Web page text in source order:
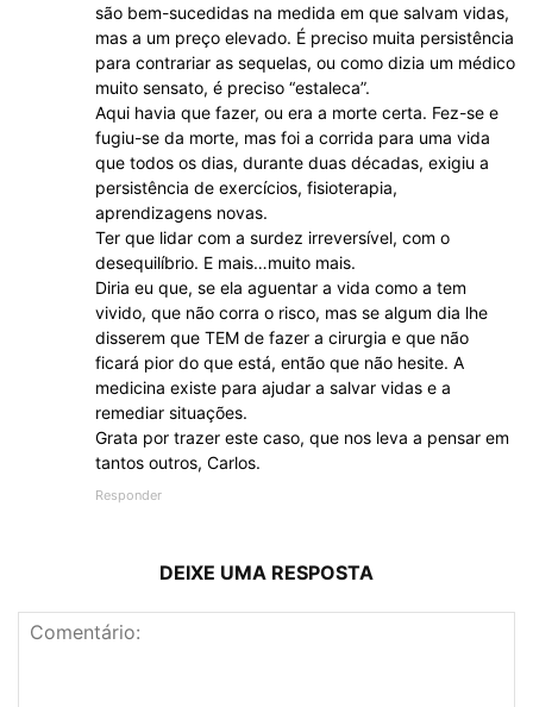
são bem-sucedidas na medida em que salvam vidas,
mas a um preço elevado. É preciso muita persistência
para contrariar as sequelas, ou como dizia um médico
muito sensato, é preciso “estaleca”.
Aqui havia que fazer, ou era a morte certa. Fez-se e
fugiu-se da morte, mas foi a corrida para uma vida
que todos os dias, durante duas décadas, exigiu a
persistência de exercícios, fisioterapia,
aprendizagens novas.
Ter que lidar com a surdez irreversível, com o
desequilíbrio. E mais…muito mais.
Diria eu que, se ela aguentar a vida como a tem
vivido, que não corra o risco, mas se algum dia lhe
disserem que TEM de fazer a cirurgia e que não
ficará pior do que está, então que não hesite. A
medicina existe para ajudar a salvar vidas e a
remediar situações.
Grata por trazer este caso, que nos leva a pensar em
tantos outros, Carlos.
Responder
DEIXE UMA RESPOSTA